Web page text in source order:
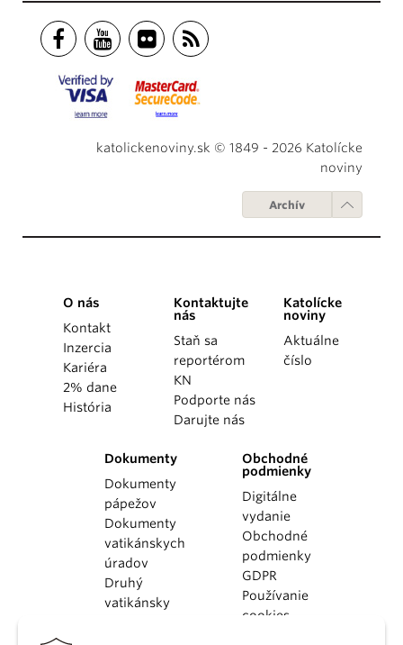
katolickenoviny.sk © 1849 - 2026 Katolícke
noviny
Archív
O nás
Kontakt
Inzercia
Kariéra
2% dane
História
Kontaktujte
nás
Staň sa
reportérom
KN
Podporte nás
Darujte nás
Katolícke
noviny
Aktuálne
číslo
Dokumenty
Dokumenty
pápežov
Dokumenty
vatikánskych
úradov
Druhý
vatikánsky
Obchodné
podmienky
Digitálne
vydanie
Obchodné
podmienky
GDPR
Používanie
cookies